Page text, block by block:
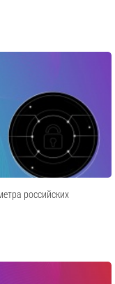
российских